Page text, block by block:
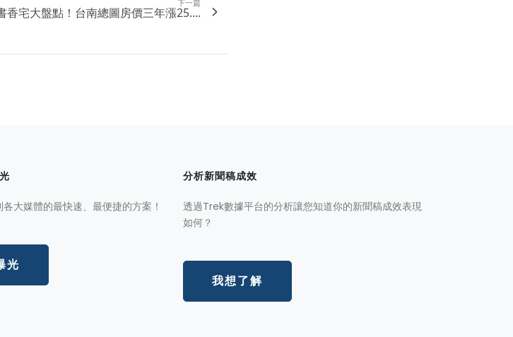
下一篇
香宅大盤點！台南總圖房價三年漲25....
大媒體的最快速、最便捷的方案！
光
分析新聞稿成效
透過Trek數據平台的分析讓您知道你的新聞稿成效表現
如何？
我想了解